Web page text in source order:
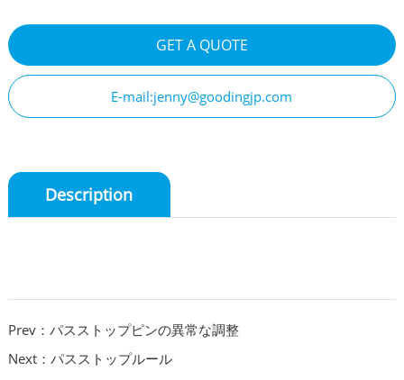
GET A QUOTE
E-mail:jenny@goodingjp.com
Description
Prev：パスストップピンの異常な調整
Next：パスストップルール